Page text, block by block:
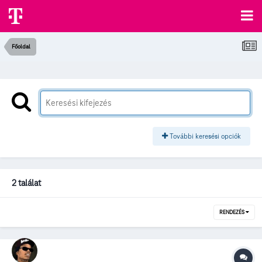
Főoldal
További keresési opciók
2 találat
RENDEZÉS